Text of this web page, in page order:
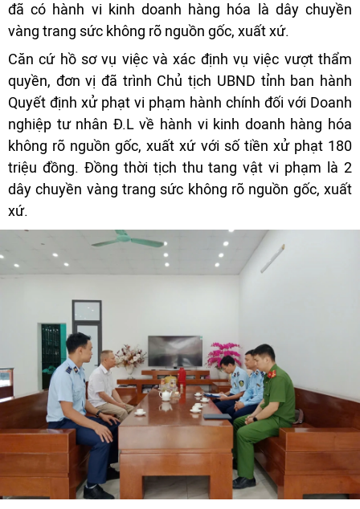
đã có hành vi kinh doanh hàng hóa là dây chuyền
vàng trang sức không rõ nguồn gốc, xuất xứ.
Căn cứ hồ sơ vụ việc và xác định vụ việc vượt thẩm
quyền, đơn vị đã trình Chủ tịch UBND tỉnh ban hành
Quyết định xử phạt vi phạm hành chính đối với Doanh
nghiệp tư nhân Đ.L về hành vi kinh doanh hàng hóa
không rõ nguồn gốc, xuất xứ với số tiền xử phạt 180
triệu đồng. Đồng thời tịch thu tang vật vi phạm là 2
dây chuyền vàng trang sức không rõ nguồn gốc, xuất
xứ.